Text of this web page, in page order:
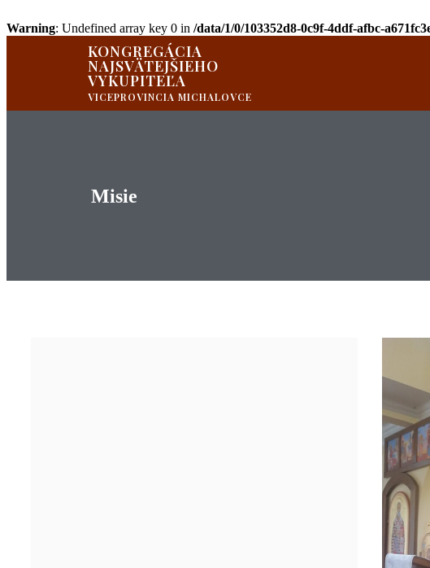
Warning: Undefined array key 0 in /data/1/0/103352d8-0c9f-4ddf-afbc-
KONGREGÁCIA
NAJSVÄTEJŠIEHO
VYKUPITEĽA
VICEPROVINCIA MICHALOVCE
Misie